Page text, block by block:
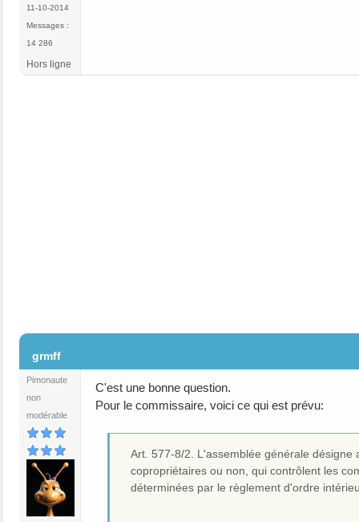
11-10-2014
Messages :
14 286
Hors ligne
grmff
Pimonaute
non
modérable
C'est une bonne question.
Pour le commissaire, voici ce qui est prévu:
Art. 577-8/2. L'assemblée générale
copropriétaires ou non, qui contrôlent les
déterminées par le règlement d'ordre